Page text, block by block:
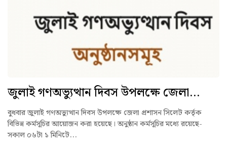
জুলাই গণঅভ্যুত্থান দিবস উপলক্ষে জেলা...
বুধবার জুলাই গণঅভ্যুত্থান দিবস উপলক্ষে জেলা প্রশাসন সিলেট কর্তৃক
বিভিন্ন কর্মসূচির আয়োজন করা হয়েছে। অনুষ্ঠান কর্মসূচির মধ্যে রয়েছে-
সকাল ০৬টা ১ মিনিটে...